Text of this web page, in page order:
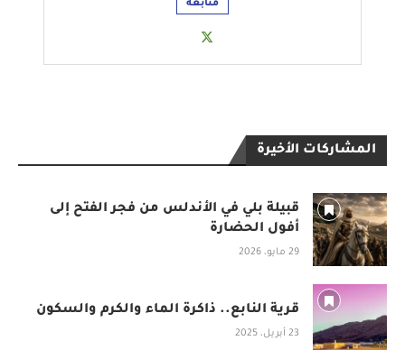
متابعة
المشاركات الأخيرة
قبيلة بلي في الأندلس من فجر الفتح إلى
أفول الحضارة
29 مايو، 2026
قرية النابع.. ذاكرة الماء والكرم والسكون
23 أبريل، 2025